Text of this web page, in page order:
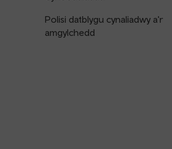
Polisi datblygu cynaliadwy a'r
amgylchedd